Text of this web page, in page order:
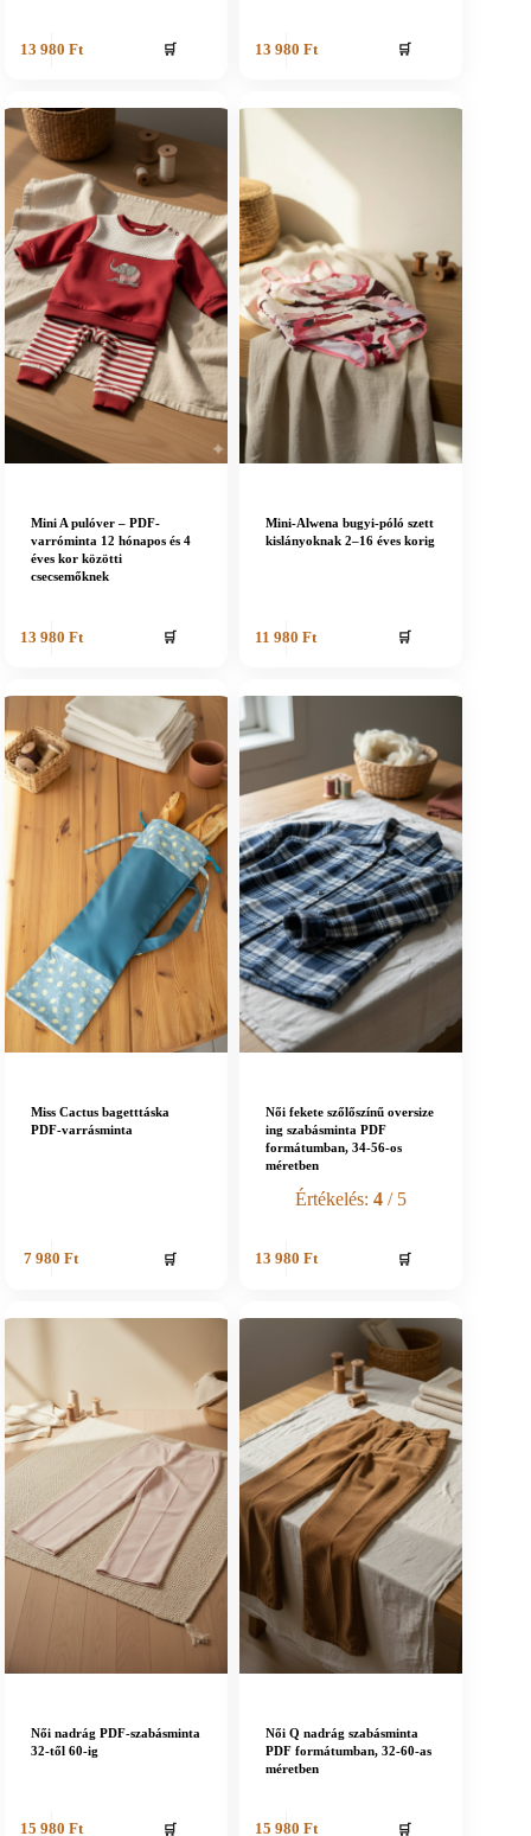
13 980 Ft 🛒 13 980 Ft 🛒
Mini A pulóver – PDF-
varróminta 12 hónapos és 4
éves kor közötti
csecsemőknek
13 980 Ft 🛒
Mini-Alwena bugyi-póló szett
kislányoknak 2–16 éves korig
11 980Ft 🛒
Miss Cactus bagetttáska
PDF-varrásminta
7 980Ft 🛒
Női fekete szőlőszínű oversize
ing szabásminta PDF
formátumban, 34-56-os
méretben
Értékelés:4 / 5
13 980 Ft 🛒
Női nadrág PDF-szabásminta
32-től 60-ig
15 980 Ft 🛒
Női Q nadrág szabásminta
PDF formátumban, 32-60-as
méretben
15 980 Ft 🛒